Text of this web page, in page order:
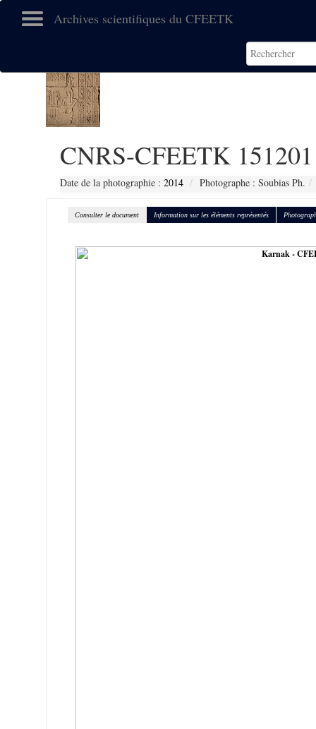
Archives scientifiques du CFEETK
CNRS-CFEETK 151201
Date de la photographie : 2014 Photographe : Soubias Ph.
Consulter le document Information sur les éléments représentés